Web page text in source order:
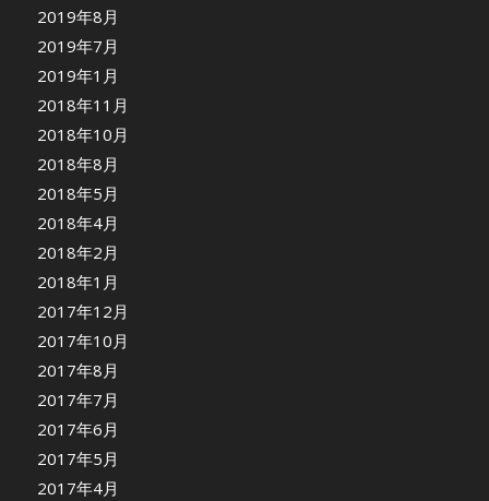
2019年8月
2019年7月
2019年1月
2018年11月
2018年10月
2018年8月
2018年5月
2018年4月
2018年2月
2018年1月
2017年12月
2017年10月
2017年8月
2017年7月
2017年6月
2017年5月
2017年4月